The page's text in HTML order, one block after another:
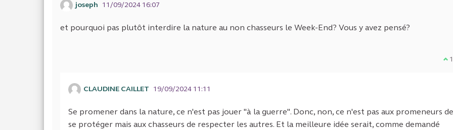
joseph 11/09/2024 16:07
et pourquoi pas plutôt interdire la nature au non chasseurs le Week-End? Vous y avez pensé?
Je1
CLAUDINE CAILLET 19/09/2024 11:11
Se promener dans la nature, ce n'est pas jouer "à la guerre". Donc, non, ce n'est pas aux promeneurs de
se protéger mais aux chasseurs de respecter les autres. Et la meilleure idée serait, comme demandé